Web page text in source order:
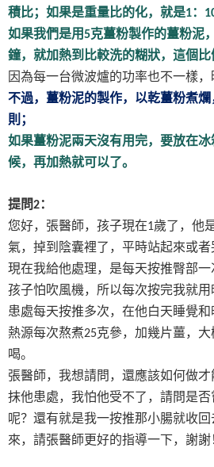
積比；如果是重量比的化，就是1：
如果我們是用5克薑粉製作的薑粉泥
鐘，就加熱到比較洗的糊狀，這個比
因為每一台微波爐的功率也不一樣，
不過，薑粉泥的製作，以乾薑粉煮
則；
如果薑粉泥兩天沒有用完，要放在
候，再加熱就可以了。
提問2：
您好，張醫師，孩子現在1歲了，他
氣，掉到陰囊裡了，平時站起來或者
現在我給他處理，是每天按推臀部
孩子怕吹風機，所以每次按完我就用
患處每天按推多次，在他白天睡覺
熱源每次熬煮25克參，加幾片薑，大
喝。
張醫師，我想請問，還應該如何做
抹他患處，我怕他受不了，請問是
呢？還有就是我一按推那小腸就收
來，請張醫師更好的指導一下，謝謝！